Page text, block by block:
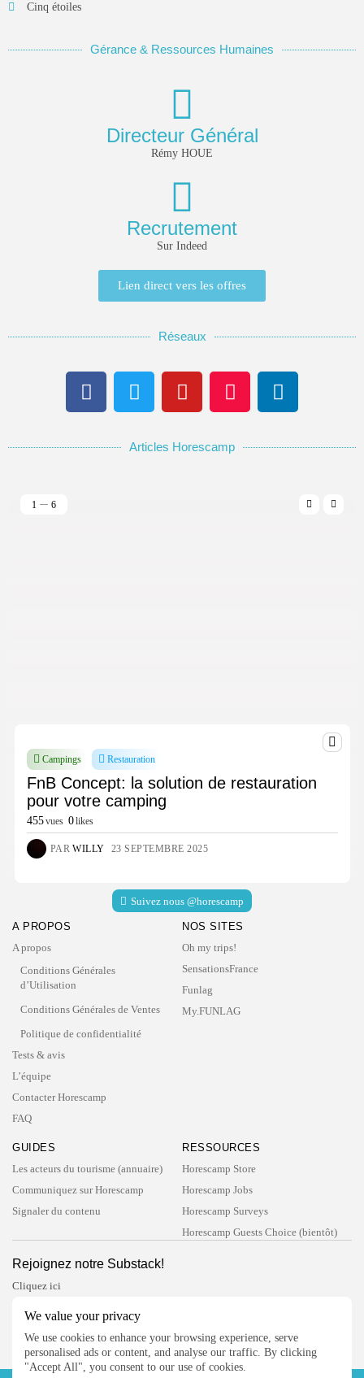
We value your privacy
We use cookies to enhance your browsing experience, serve
personalised ads or content, and analyse our traffic. By clicking
"Accept All", you consent to our use of cookies.
Keep Shopping
Cinq étoiles
Gérance & Ressources Humaines
Directeur Général
Rémy HOUE
Recrutement
Sur Indeed
Lien direct vers les offres
Réseaux
Articles Horescamp
1 6
Campings Restauration
FnB Concept: la solution de restauration
pour votre camping
455vues 0likes
PAR WILLY 23 SEPTEMBRE 2025
Suivez nous @horescamp
A PROPOS
A propos
Conditions Générales
d’Utilisation
Conditions Générales de Ventes
Politique de confidentialité
Tests & avis
L’équipe
Contacter Horescamp
FAQ
NOS SITES
Oh my trips!
SensationsFrance
Funlag
My.FUNLAG
GUIDES
Les acteurs du tourisme (annuaire)
Communiquez sur Horescamp
Signaler du contenu
RESSOURCES
Horescamp Store
Horescamp Jobs
Horescamp Surveys
Horescamp Guests Choice (bientôt)
Rejoignez notre Substack!
Cliquez ici
Suivez Horescamp